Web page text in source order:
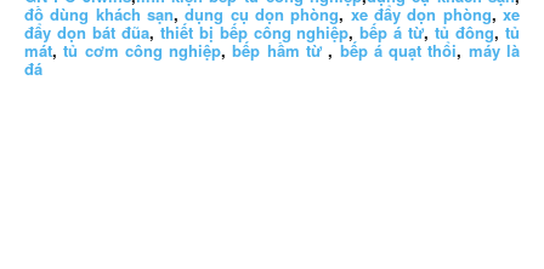
đồ dùng khách sạn,dụng cụ dọn phòng, xe đẩy dọn phòng,xe
đẩy dọn bát đũa, thiết bị bếp công nghiệp,bếp á từ,tủ đông,tủ
mát,tủ cơm công nghiệp,bếp hầm từ , bếp á quạt thổi, máy là
đá